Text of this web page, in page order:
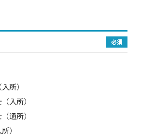
必須
所）
入所）
通所）
）